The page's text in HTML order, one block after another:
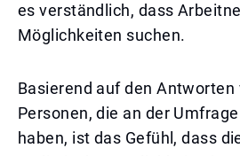
es verständlich, dass
Möglichkeiten suchen.
Basierend auf den Antworten
Personen, die an der
haben, ist das Gefühl, dass